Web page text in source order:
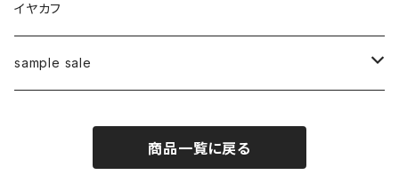
イヤカフ
sample sale
商品一覧に戻る